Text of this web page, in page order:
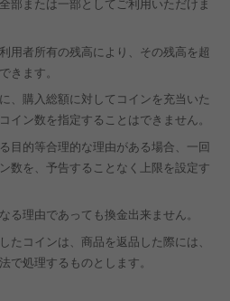
部または一部としてご利用いただけま
用者所有の残高により、その残高を超
きます。
、購入総額に対してコインを充当いた
イン数を指定することはできません。
目的等合理的な理由がある場合、一回
数を、予告することなく上限を設定す
る理由であっても換金出来ません。
たコインは、商品を返品した際には、
で処理するものとします。